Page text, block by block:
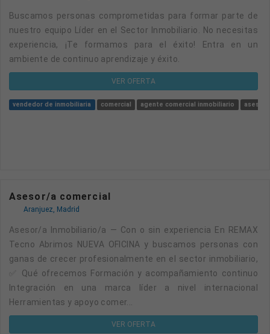
Buscamos personas comprometidas para formar parte de
nuestro equipo Líder en el Sector Inmobiliario. No necesitas
experiencia, ¡Te formamos para el éxito! Entra en un
ambiente de continuo aprendizaje y éxito.
VER OFERTA
vendedor de inmobiliaria comercial agente comercial inmobiliario asesor/
Asesor/a comercial
Aranjuez, Madrid
Asesor/a Inmobiliario/a — Con o sin experiencia En REMAX
Tecno Abrimos NUEVA OFICINA y buscamos personas con
ganas de crecer profesionalmente en el sector inmobiliario,
✅ Qué ofrecemos Formación y acompañamiento continuo
Integración en una marca líder a nivel internacional
Herramientas y apoyo comer...
VER OFERTA